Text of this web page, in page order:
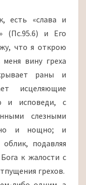
есть «слава и
(Пс.95.6) и Его
что я открою
вину греха
раны и
исцеляющие
и исповеди, с
слезными
и нощно; и
подавляя
к жалости с
грехов.